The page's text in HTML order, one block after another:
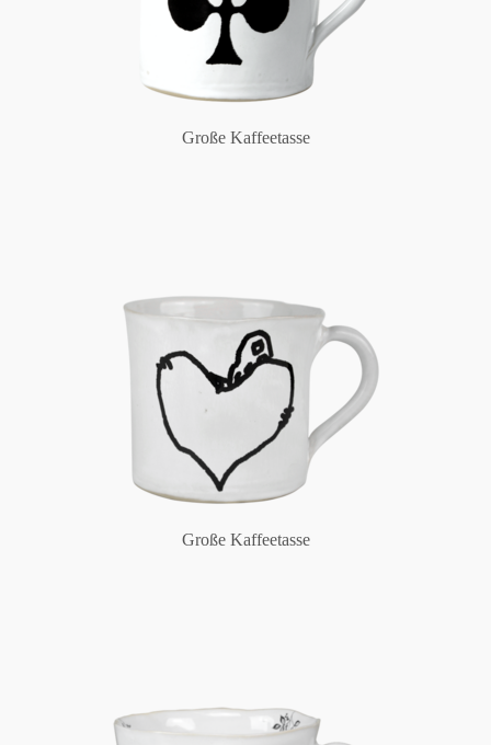
Große Kaffeetasse
Große Kaffeetasse